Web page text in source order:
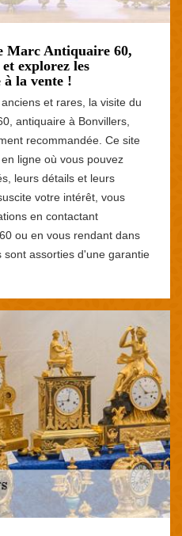
Marc Antiquaire 60,
explorez les
la vente !
et rares, la visite du
antiquaire à Bonvillers,
recommandée. Ce site
ligne où vous pouvez
leurs détails et leurs
votre intérêt, vous
en contactant
ou en vous rendant dans
sont assorties d'une garantie